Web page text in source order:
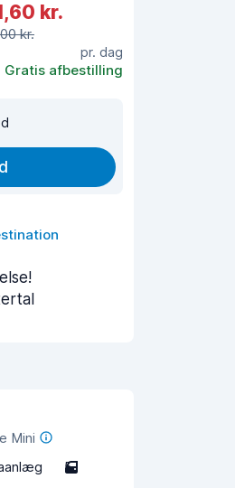
kr.
kr.
pr. dag
Gratis afbestilling
Mini
5